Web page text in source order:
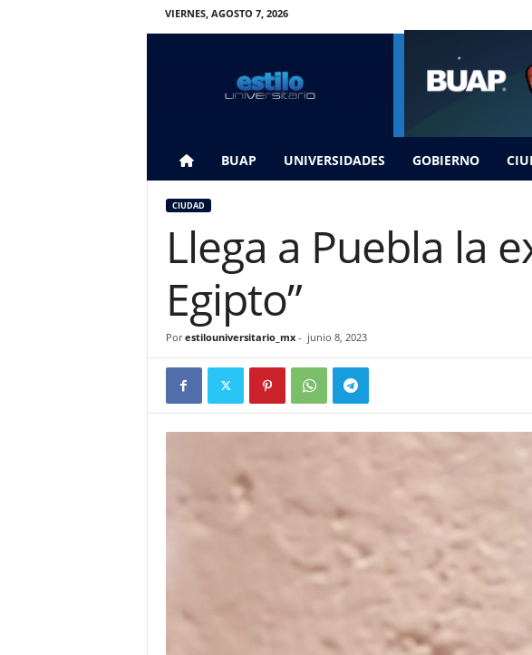
VIERNES, AGOSTO 7, 2026
BUAP UNIVERSIDADES GOBIERNO
CIUDAD
Llega a Puebla la
Egipto”
Por estilouniversitario_mx- junio 8, 2023